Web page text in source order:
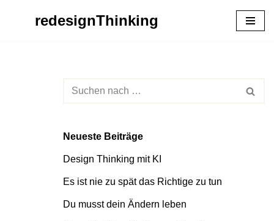
redesignThinking
Neueste Beiträge
Design Thinking mit KI
Es ist nie zu spät das Richtige zu tun
Du musst dein Ändern leben